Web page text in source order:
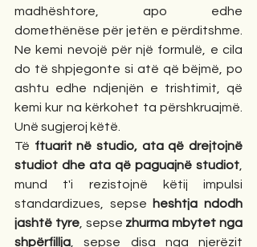
madhështore, apo edhe
domethënëse për jetën e përditshme.
Ne kemi nevojë për një formulë, e cila
do të shpjegonte si atë që bëjmë, po
ashtu edhe ndjenjën e trishtimit, që
kemi kur na kërkohet ta përshkruajmë.
Unë sugjeroj këtë.
Të ftuarit në studio, ata që drejtojnë
studiot dhe ata që paguajnë studiot
mund t'i rezistojnë këtij impulsi
standardizues, sepse
heshtja ndodh
jashtë tyre, sepse zhurma mbytet nga
shpërfillja , sepse disa nga njerëzit